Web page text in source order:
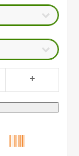
+